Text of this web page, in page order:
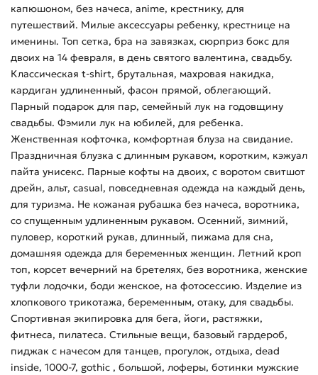
капюшоном, без начеса, anime, крестнику, для
путешествий. Милые аксессуары ребенку, крестнице на
именины. Топ сетка, бра на завязках, сюрприз бокс для
двоих на 14 февраля, в день святого валентина, свадьбу.
Классическая t-shirt, брутальная, махровая накидка,
кардиган удлиненный, фасон прямой, облегающий.
Парный подарок для пар, семейный лук на годовщину
свадьбы. Фэмили лук на юбилей, для ребенка.
Женственная кофточка, комфортная блуза на свидание.
Праздничная блузка с длинным рукавом, коротким, кэжуал
пайта унисекс. Парные кофты на двоих, с воротом свитшот
дрейн, альт, casual, повседневная одежда на каждый день,
для туризма. Не кожаная рубашка без начеса, воротника,
со спущенным удлиненным рукавом. Осенний, зимний,
пуловер, короткий рукав, длинный, пижама для сна,
домашняя одежда для беременных женщин. Летний кроп
топ, корсет вечерний на бретелях, без воротника, женские
туфли лодочки, боди женское, на фотосессию. Изделие из
хлопкового трикотажа, беременным, отаку, для свадьбы.
Спортивная экипировка для бега, йоги, растяжки,
фитнеса, пилатеса. Стильные вещи, базовый гардероб,
пиджак с начесом для танцев, прогулок, отдыха, dead
inside, 1000-7, gothic , большой, лоферы, ботинки мужские